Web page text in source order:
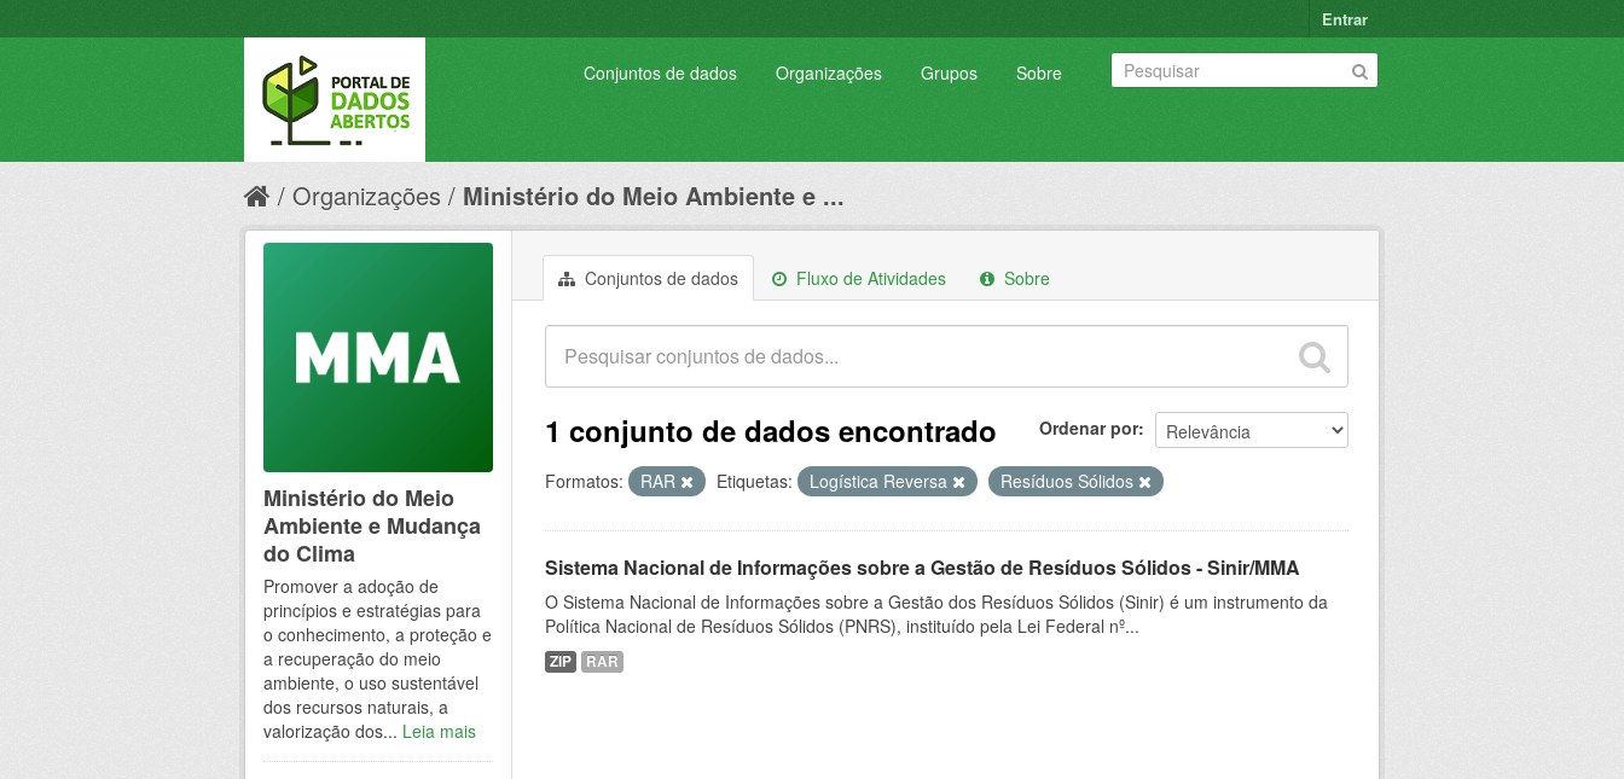
Entrar
Conjuntos de dados Organizações Grupos Sobre
Organizações Ministério do Meio Ambiente e ...
Conjuntos de dados Fluxo de Atividades Sobre
Ordenar por
1 conjunto de dados encontrado
Formatos: RAR Etiquetas: Logística Reversa Resíduos Sólidos
Sistema Nacional de Informações sobre a Gestão de Resíduos Sólidos - Sinir/MMA
O Sistema Nacional de Informações sobre a Gestão dos Resíduos Sólidos (Sinir) é um instrumento da
Política Nacional de Resíduos Sólidos (PNRS), instituído pela Lei Federal nº...
ZIP RAR
Ministério do Meio
Ambiente e Mudança
do Clima
Promover a adoção de
princípios e estratégias para
o conhecimento, a proteção e
a recuperação do meio
ambiente, o uso sustentável
dos recursos naturais, a
valorização dos... Leia mais